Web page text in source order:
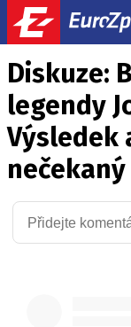
Diskuze:
legendy
Výsledek
nečekaný